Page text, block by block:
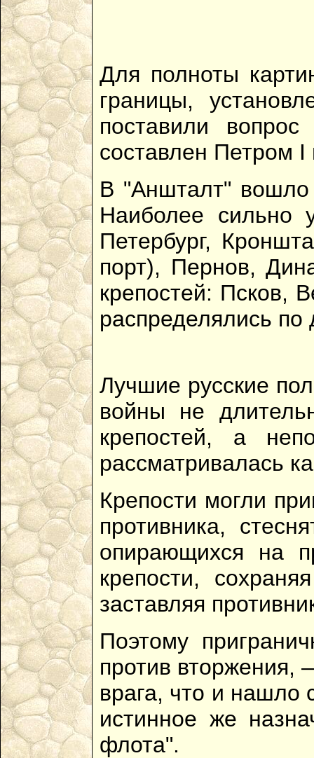
Для полноты
границы,
поставили
составлен Петром I
В "Аншталт" вошло
Наиболее сильно
Петербург,
порт), Пернов,
крепостей: Псков,
распределялись по
Лучшие русские
войны не
крепостей, а
рассматривалась
Крепости могли
противника,
опирающихся на
крепости,
заставляя
Поэтому
против вторжения,
врага, что и нашло
истинное же
флота".